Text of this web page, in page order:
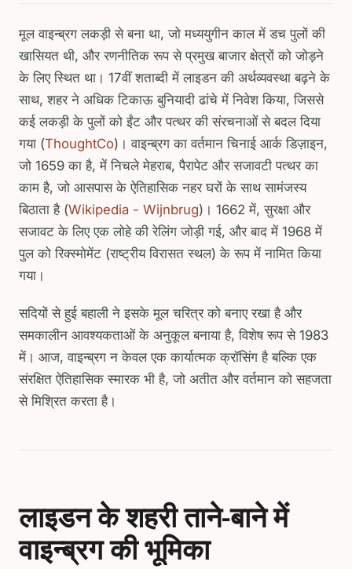
मूल वाइन्ब्रग लकड़ी से बना था, जो मध्ययुगीन काल में डच पुलों की
खासियत थी, और रणनीतिक रूप से प्रमुख बाजार क्षेत्रों को जोड़ने
के लिए स्थित था। 17वीं शताब्दी में लाइडन की अर्थव्यवस्था बढ़ने के
साथ, शहर ने अधिक टिकाऊ बुनियादी ढांचे में निवेश किया, जिससे
कई लकड़ी के पुलों को ईंट और पत्थर की संरचनाओं से बदल दिया
गया (ThoughtCo)। वाइन्ब्रग का वर्तमान चिनाई आर्क डिज़ाइन,
जो 1659 का है, में निचले मेहराब, पैरापेट और सजावटी पत्थर का
काम है, जो आसपास के ऐतिहासिक नहर घरों के साथ सामंजस्य
बिठाता है (Wikipedia - Wijnbrug)। 1662 में, सुरक्षा और
सजावट के लिए एक लोहे की रेलिंग जोड़ी गई, और बाद में 1968 में
पुल को रिक्स्मोमेंट (राष्ट्रीय विरासत स्थल) के रूप में नामित किया
गया।
सदियों से हुई बहाली ने इसके मूल चरित्र को बनाए रखा है और
समकालीन आवश्यकताओं के अनुकूल बनाया है, विशेष रूप से 1983
में। आज, वाइन्ब्रग न केवल एक कार्यात्मक क्रॉसिंग है बल्कि एक
संरक्षित ऐतिहासिक स्मारक भी है, जो अतीत और वर्तमान को सहजता
से मिश्रित करता है।
लाइडन के शहरी ताने-बाने में
वाइन्ब्रग की भूमिका